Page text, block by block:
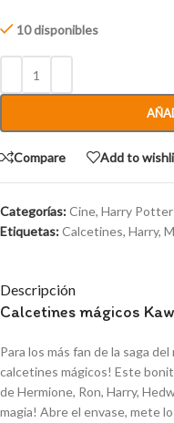
10 disponibles
Compare Add to
Categorías:Cine, Harry Potter
Etiquetas:Calcetines, Harry,
Descripción
Calcetines mágicos
Para los más fan de la saga
calcetines mágicos! Este
de Hermione, Ron, Harry,
magia! Abre el envase, mete